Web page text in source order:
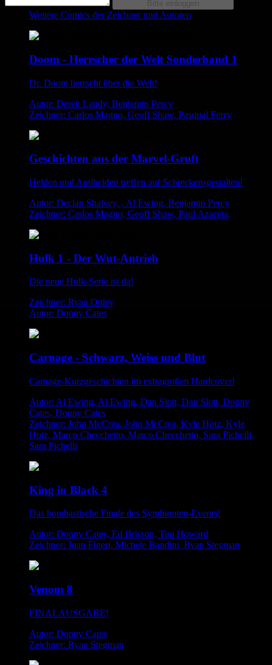
Weitere Comics der Zeichner und Autoren
Doom - Herrscher der Welt Sonderband 1
Dr. Doom herrscht über die Welt!
Autor: Derek Landy, Benjamin Percy
Zeichner: Carlos Magno, Geoff Shaw, Pasqual Ferry
Geschichten aus der Marvel-Gruft
Helden und Antihelden treffen auf Schreckensgestalten!
Autor: Declan Shalvey, , Al Ewing, Benjamin Percy
Zeichner: Carlos Magno, Geoff Shaw, Paul Azaceta,
Hulk 1 - Der Wut-Antrieb
Die neue Hulk-Serie ist da!
Zeichner: Ryan Ottley
Autor: Donny Cates
Carnage - Schwarz, Weiss und Blut
Carnage-Kurzgeschichten im extragroßen Hardcover!
Autor: Al Ewing, Al Ewing, Dan Slott, Dan Slott, Donny
Cates, Donny Cates
Zeichner: John McCrea, John McCrea, Kyle Hotz, Kyle
Hotz, Marco Checchetto, Marco Checchetto, Sara Pichelli,
Sara Pichelli
King in Black 4
Das bombastische Finale des Symbionten-Events!
Autor: Donny Cates, Ed Brisson, Tini Howard
Zeichner: Juan Figeri, Michele Bandini, Ryan Stegman
Venom 8
FINALAUSGABE!
Autor: Donny Cates
Zeichner: Ryan Stegman